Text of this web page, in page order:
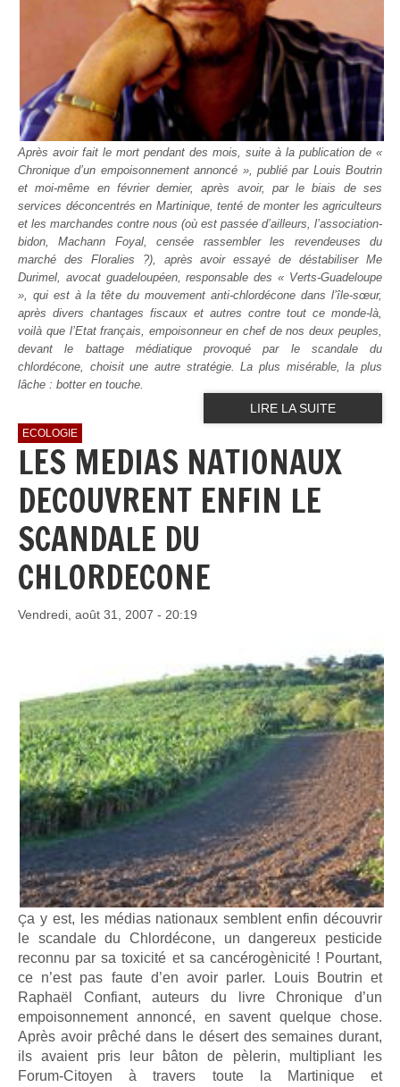
Après avoir fait le mort pendant des mois, suite à la publication de «
Chronique d’un empoisonnement annoncé », publié par Louis Boutrin
et moi-même en février dernier, après avoir, par le biais de ses
services déconcentrés en Martinique, tenté de monter les agriculteurs
et les marchandes contre nous (où est passée d’ailleurs, l’association-
bidon, Machann Foyal, censée rassembler les revendeuses du
marché des Floralies ?), après avoir essayé de déstabiliser Me
Durimel, avocat guadeloupéen, responsable des « Verts-Guadeloupe
», qui est à la tête du mouvement anti-chlordécone dans l’île-sœur,
après divers chantages fiscaux et autres contre tout ce monde-là,
voilà que l’Etat français, empoisonneur en chef de nos deux peuples,
devant le battage médiatique provoqué par le scandale du
chlordécone, choisit une autre stratégie. La plus misérable, la plus
lâche : botter en touche.
LIRE LA SUITE
ECOLOGIE
LES MEDIAS NATIONAUX
DECOUVRENT ENFIN LE
SCANDALE DU
CHLORDECONE
Vendredi, août 31, 2007 - 20:19
Ça y est, les médias nationaux semblent enfin découvrir
le scandale du Chlordécone, un dangereux pesticide
reconnu par sa toxicité et sa cancérogènicité ! Pourtant,
ce n’est pas faute d’en avoir parler. Louis Boutrin et
Raphaël Confiant, auteurs du livre Chronique d’un
empoisonnement annoncé, en savent quelque chose.
Après avoir prêché dans le désert des semaines durant,
ils avaient pris leur bâton de pèlerin, multipliant les
Forum-Citoyen à travers toute la Martinique et